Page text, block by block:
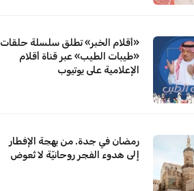
«أقلام الخبر» تطلق سلسلة حلقات
«طيبات الطيب» عبر قناة أقلام
الإعلامية على يوتيوب
رمضان في جدة. من بهجة الإفطار
إلى هدوء الفجر روحانيّة لا تُعوض